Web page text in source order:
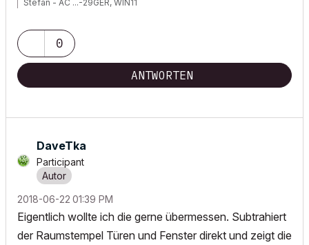
Stefan - AC ...-29GER, WIN11
0
ANTWORTEN
DaveTka
Participant
‎2018-06-22 01:39 PM
Eigentlich wollte ich die gerne übermessen. Subtrahiert
der Raumstempel Türen und Fenster direkt und zeigt die